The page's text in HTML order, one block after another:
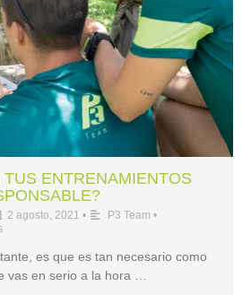
ENTRENAMIENTOS
2 agosto, 2021 • P3 Team •
es que es tan necesario como
vas en serio a la hora …